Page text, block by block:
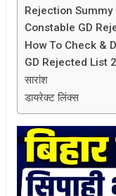
Rejection
Constable GD
How To Check &
GD Rejected List
सारांश
डायरेक्ट लिंक्स